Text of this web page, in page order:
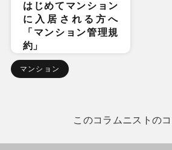
はじめてマンション
に入居される方へ
「マンション管理規
約」
マンション
このコラムニストの